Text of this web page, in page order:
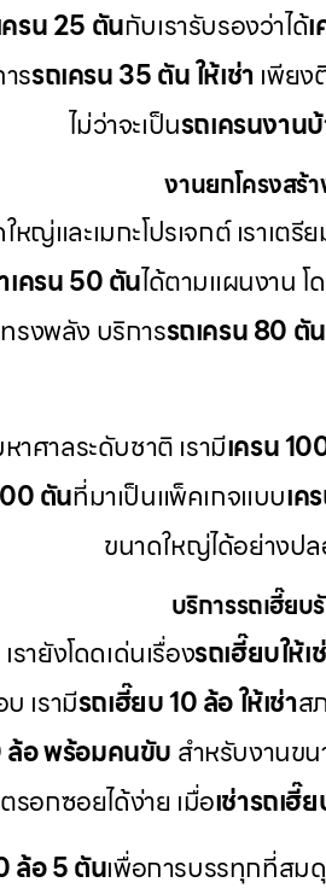
ครน 25 ตันกับเรารับรองว่าได้
รรถเครน 35 ตัน ให้เช่า เพีย
ไม่ว่าจะเป็นรถเครนงาน
งานยกโครงสร้
ญ่และเมกะโปรเจกต์ เราเตรี
เครน 50 ตันได้ตามแผนงาน โ
ทรงพลัง บริการรถเครน 80 ตัน
าศาลระดับชาติ เรามีเครน
ตันที่มาเป็นแพ็คเกจแบบเค
ขนาดใหญ่ได้อย่างป
บริการรถเฮี๊ยบ
ายังโดดเด่นเรื่องรถเฮี๊ยบให้เ
เรามีรถเฮี๊ยบ 10 ล้อ ให้เช่าส
ล้อ พร้อมคนขับสำหรับงานข
รอกซอยได้ง่าย เมื่อเช่ารถเฮี๊
ล้อ 5 ตันเพื่อการบรรทุกที่สม